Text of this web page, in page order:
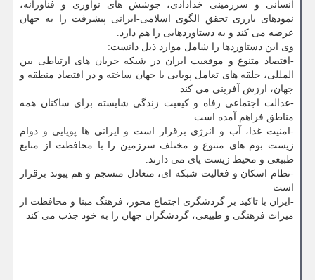
انسانی و سرزمینی خدادادی، جوشش های نوآوری و فناورانه،
نمودهای بارزی تحقق الگوی اسلامی-ایرانی پیشرفت را به جهان
عرضه می کند و به دستاوردهایی را هم دارد.
وی این دستاوردها را شامل موارد ذیل دانست:
-اقتصاد متنوع و موقعیت ایران در شبکه جریان های ارتباطی بین
المللی، حلقه های تعامل پویایی با جهان ساخته و در اقتصاد منطقه و
جهان، ارزش آفرینی می کند
-عدالت اجتماعی رفاه و کیفیت زندگی شایسته برای ساکنان همه
مناطق فراهم آمده است
-امنیت غذا، آب و انرژی برقرار است و ایرانی ها پویایی و دوام
زیست بوم های متنوع و مختلف سرزمین را با محافظت از منابع
طبیعی و محیط زیست پای می دارند.
-نظام اسکان و فعالیت شبکه ای، متعادل منسجم و هم پیوند برقرار
است
-ایران با تاکید بر گردشگری اجتماع محور، فرهنگ مبنا و محافظت از
میراث فرهنگی و طبیعی، گردشگران جهان را به خود جذب می کند